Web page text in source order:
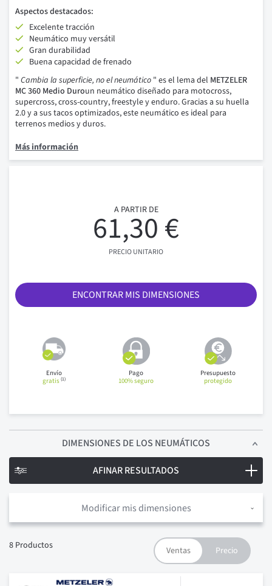
Aspectos destacados:
Excelente tracción
Neumático muy versátil
Gran durabilidad
Buena capacidad de frenado
" Cambia la superficie, no el neumático " es el lema del METZELER
MC 360 Medio Duroun neumático diseñado para motocross,
supercross, cross-country, freestyle y enduro. Gracias a su huella
2.0 y a sus tacos optimizados, este neumático es ideal para
terrenos medios y duros.
Más información
A PARTIR DE
61,30 €
PRECIO UNITARIO
ENCONTRAR MIS DIMENSIONES
Envío
gratis(1)
Pago
100% seguro
Presupuesto
protegido
DIMENSIONES DE LOS NEUMÁTICOS
Modificar mis dimensiones
8 Productos
AFINAR RESULTADOS